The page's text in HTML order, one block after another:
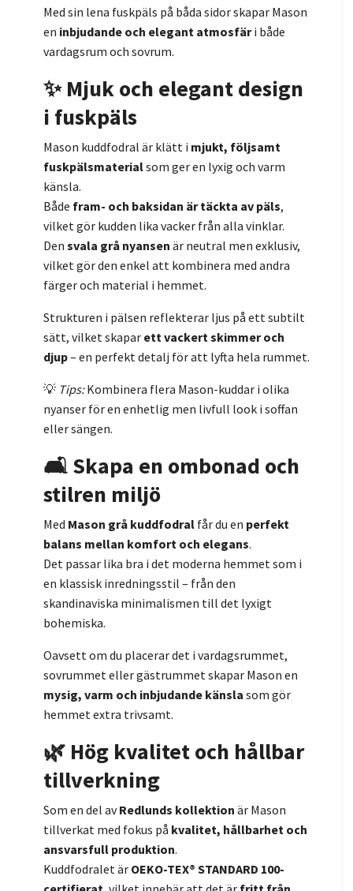
Med sin lena fuskpäls på båda sidor skapar Mason
en inbjudande och elegant atmosfäri både
vardagsrum och sovrum.
✨ Mjuk och elegant design
i fuskpäls
Mason kuddfodral är klätt i mjukt, följsamt
fuskpälsmaterialsom ger en lyxig och varm
känsla.
Både fram- och baksidan är täckta av päls,
vilket gör kudden lika vacker från alla vinklar.
Den svala grå nyansen är neutral men exklusiv,
vilket gör den enkel att kombinera med andra
färger och material i hemmet.
Strukturen i pälsen reflekterar ljus på ett subtilt
sätt, vilket skapar ett vackert skimmer och
djup– en perfekt detalj för att lyfta hela rummet.
💡 Tips:Kombinera flera Mason-kuddar i olika
nyanser för en enhetlig men livfull look i soffan
eller sängen.
🛋️ Skapa en ombonad och
stilren miljö
Med Mason grå kuddfodral får du en perfekt
balans mellan komfort och elegans.
Det passar lika bra i det moderna hemmet som i
en klassisk inredningsstil – från den
skandinaviska minimalismen till det lyxigt
bohemiska.
Oavsett om du placerar det i vardagsrummet,
sovrummet eller gästrummet skapar Mason en
mysig, varm och inbjudande känsla som gör
hemmet extra trivsamt.
🌿 Hög kvalitet och hållbar
tillverkning
Som en del avRedlunds kollektion är Mason
tillverkat med fokus på kvalitet, hållbarhet och
ansvarsfull produktion.
Kuddfodralet är OEKO-TEX® STANDARD 100-